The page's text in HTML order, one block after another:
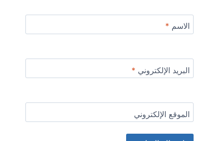
الاسم *
البريد الإلكتروني *
الموقع الإلكتروني